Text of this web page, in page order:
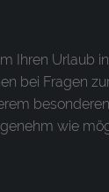
Ihren Urlaub
bei Fragen
wie